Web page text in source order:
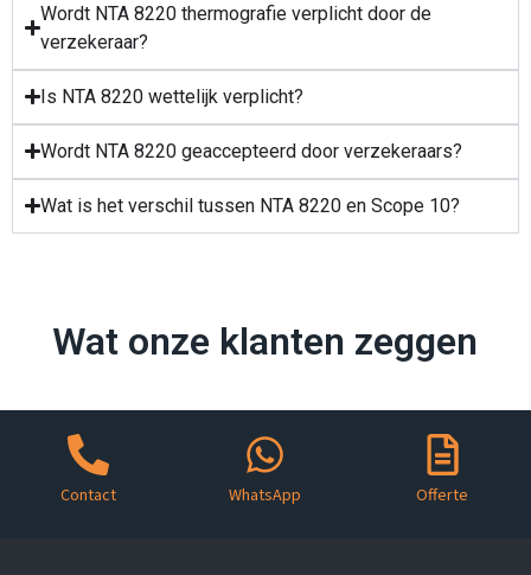
Wordt NTA 8220 thermografie verplicht door de
verzekeraar?
Is NTA 8220 wettelijk verplicht?
Wordt NTA 8220 geaccepteerd door verzekeraars?
Wat is het verschil tussen NTA 8220 en Scope 10?
Wat onze klanten zeggen
Contact WhatsApp Offerte